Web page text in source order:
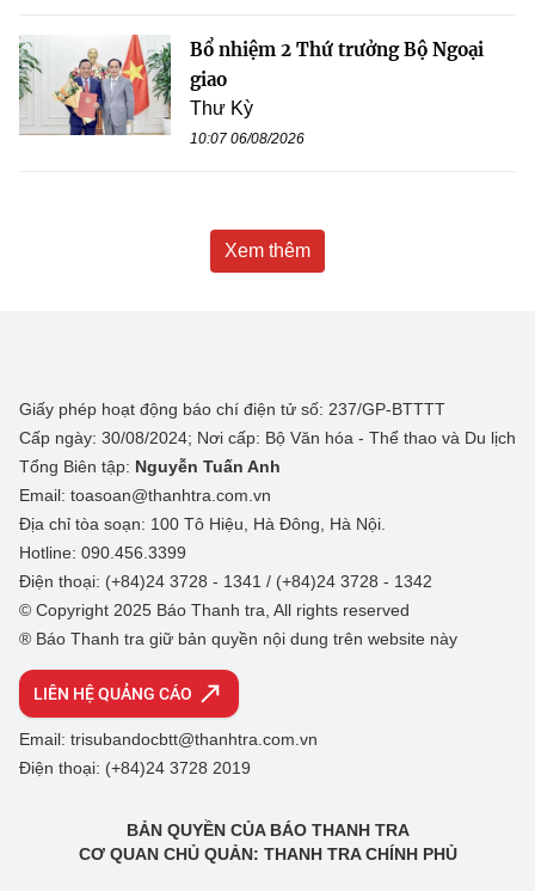
Bổ nhiệm 2 Thứ trưởng Bộ Ngoại
giao
Thư Kỳ
10:07 06/08/2026
Xem thêm
Giấy phép hoạt động báo chí điện tử số: 237/GP-BTTTT
Cấp ngày: 30/08/2024; Nơi cấp: Bộ Văn hóa - Thể thao và Du lịch
Tổng Biên tập: Nguyễn Tuấn Anh
Email: toasoan@thanhtra.com.vn
Địa chỉ tòa soạn: 100 Tô Hiệu, Hà Đông, Hà Nội.
Hotline: 090.456.3399
Điện thoại: (+84)24 3728 - 1341 / (+84)24 3728 - 1342
© Copyright 2025 Báo Thanh tra, All rights reserved
® Báo Thanh tra giữ bản quyền nội dung trên website này
LIÊN HỆ QUẢNG CÁO
Email: trisubandocbtt@thanhtra.com.vn
Điện thoại: (+84)24 3728 2019
BẢN QUYỀN CỦA BÁO THANH TRA
CƠ QUAN CHỦ QUẢN: THANH TRA CHÍNH PHỦ